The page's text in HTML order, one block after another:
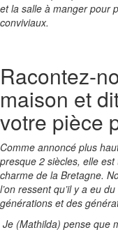
et la salle à manger pour
conviviaux.
Racontez-
maison et
votre pièce
Comme annoncé plus
presque 2 siècles, elle
charme de la Bretagne.
l’on ressent qu’il y a eu
générations et des
Je (Mathilda) pense que